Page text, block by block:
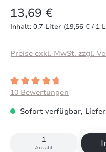
13,69 €
Inhalt: 0.7 Liter (19,56 € / 1
Preise exkl. MwSt. zzgl.
Durchschnittliche
10 Bewertungen
Sofort verfügbar,
Anzahl